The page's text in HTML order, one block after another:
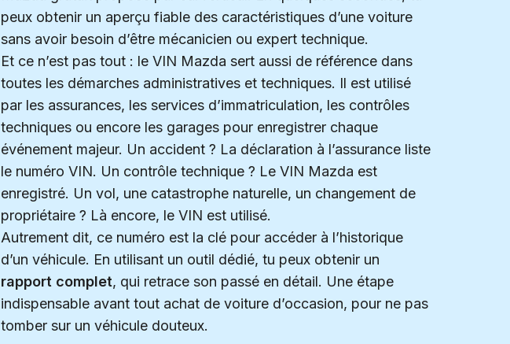
peux obtenir un aperçu fiable des caractéristiques d’une voiture
sans avoir besoin d’être mécanicien ou expert technique.
Et ce n’est pas tout : le VIN Mazda sert aussi de référence dans
toutes les démarches administratives et techniques. Il est utilisé
par les assurances, les services d’immatriculation, les contrôles
techniques ou encore les garages pour enregistrer chaque
événement majeur. Un accident ? La déclaration à l’assurance liste
le numéro VIN. Un contrôle technique ? Le VIN Mazda est
enregistré. Un vol, une catastrophe naturelle, un changement de
propriétaire ? Là encore, le VIN est utilisé.
Autrement dit, ce numéro est la clé pour accéder à l’historique
d’un véhicule. En utilisant un outil dédié, tu peux obtenir un
rapport complet, qui retrace son passé en détail. Une étape
indispensable avant tout achat de voiture d’occasion, pour ne pas
tomber sur un véhicule douteux.